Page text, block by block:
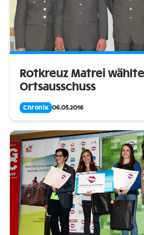
Rotkreuz Matrei
Ortsausschuss
Chronik 06.05.2016